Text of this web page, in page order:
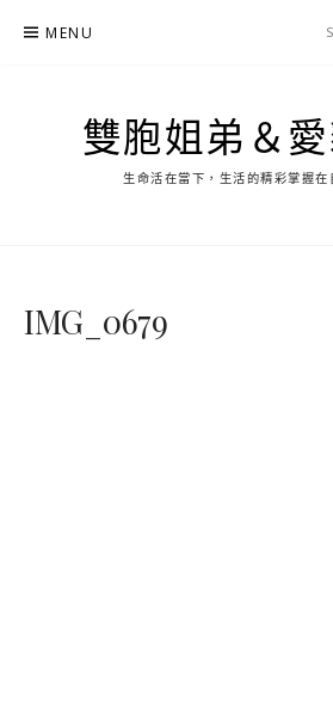
MENU
雙胞姐弟＆
生命活在當下，生活的精彩掌握在
IMG_0679